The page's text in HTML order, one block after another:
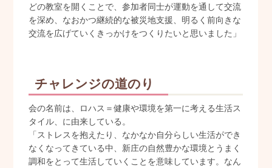
どの教室を開くことで、参加者同士が運動を通して交流
を深め、なおかつ継続的な被災地支援、明るく前向きな
交流を広げていくきっかけをつくりたいと思いました」
チャレンジの道のり
会の名前は、ロハス＝健康や環境を第一に考える生活ス
タイル、に由来している。
「ストレスを抱えたり、なかなか自分らしい生活ができ
なくなってきている中、新庄の自然豊かな環境とうまく
調和をとって生活していくことを意味しています。なん